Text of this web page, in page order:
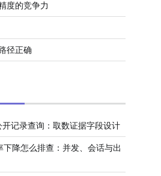
度的竞争力
径正确
记录查询：取数证据字段设计
下降怎么排查：并发、会话与出